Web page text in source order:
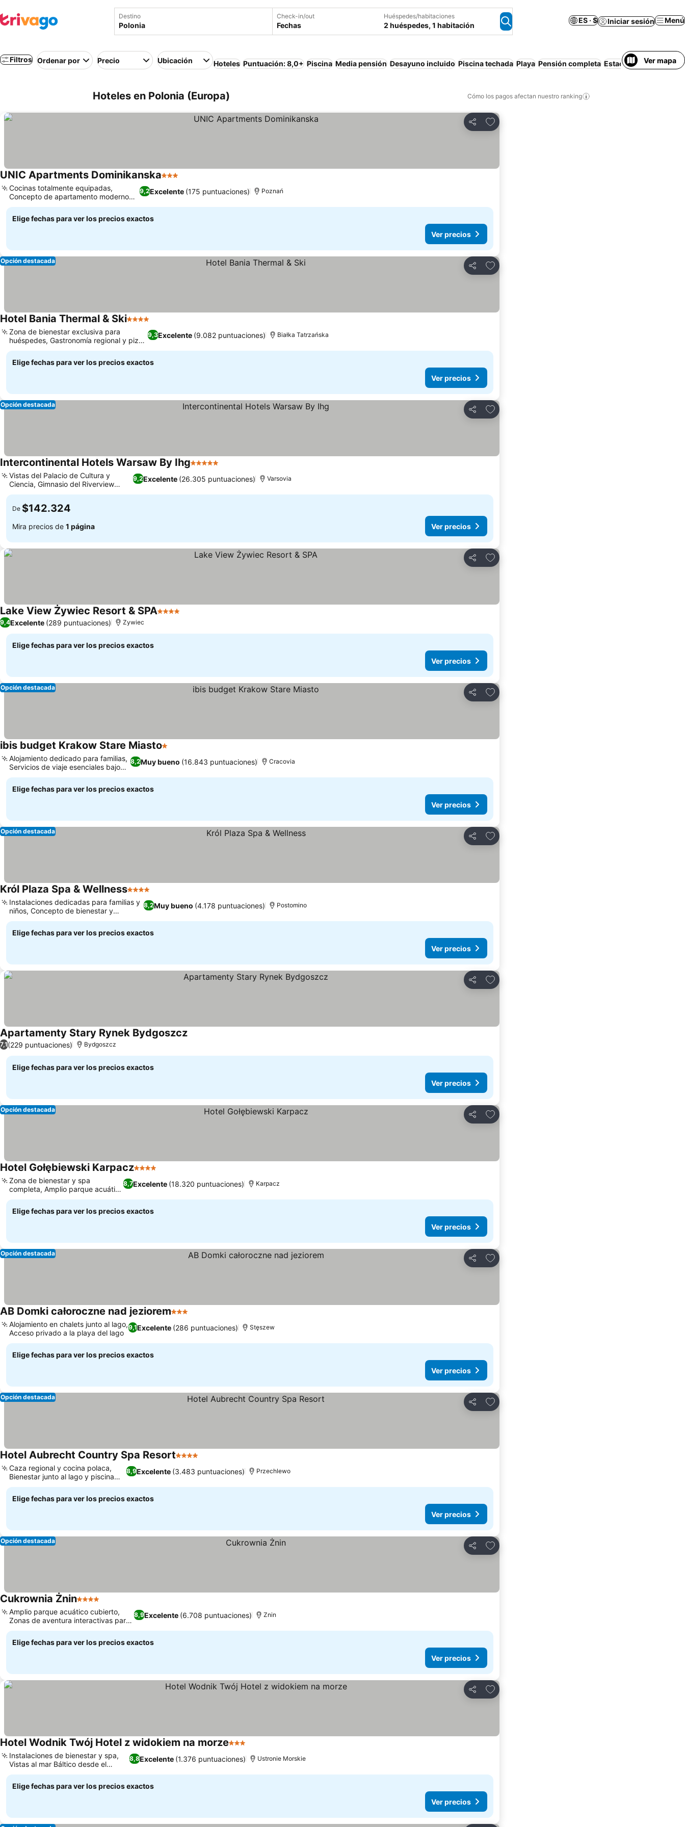
Destino Check-in/out
Fechas
Huéspedes/habitaciones
2 huéspedes, 1 habitación
ES · $ Iniciar sesión Menú
Filtros Ordenar por Precio Ubicación Hoteles Puntuación: 8,0+ Piscina Media pensión Desayuno incluido Piscina techada Playa Pensión completa Estacionamiento Spa
Ver mapa
Hoteles en Polonia (Europa) Cómo los pagos afectan nuestro ranking
Compartir
Agregar a favoritos
UNIC Apartments Dominikanska3 Estrellas
9,2Excelente (175 puntuaciones)
Cocinas totalmente equipadas,
Concepto de apartamento moderno
con servicios
Poznań
Elige fechas para ver los precios exactos
Ver precios
Compartir
Agregar a favoritos
Opción destacada
Hotel Bania Thermal & Ski4 Estrellas
9,3Excelente (9.082 puntuaciones)
Zona de bienestar exclusiva para
huéspedes, Gastronomía regional y pizza
al horno de leña
Białka Tatrzańska
Elige fechas para ver los precios exactos
Ver precios
Compartir
Agregar a favoritos
Opción destacada
Intercontinental Hotels Warsaw By Ihg5 Estrellas
9,2Excelente (26.305 puntuaciones)
Vistas del Palacio de Cultura y
Ciencia, Gimnasio del Riverview
Wellness Centre
Varsovia
De $142.324
Mira precios de 1 página Ver precios
Compartir
Agregar a favoritos
Lake View Żywiec Resort & SPA4 Estrellas
9,4Excelente (289 puntuaciones) Zywiec
Elige fechas para ver los precios exactos
Ver precios
Compartir
Agregar a favoritos
Opción destacada
ibis budget Krakow Stare Miasto1 Estrellas
8,2Muy bueno (16.843 puntuaciones)
Alojamiento dedicado para familias,
Servicios de viaje esenciales bajo
petición
Cracovia
Elige fechas para ver los precios exactos
Ver precios
Compartir
Agregar a favoritos
Opción destacada
Król Plaza Spa & Wellness4 Estrellas
8,2Muy bueno (4.178 puntuaciones)
Instalaciones dedicadas para familias y
niños, Concepto de bienestar y
relajación costera
Postomino
Elige fechas para ver los precios exactos
Ver precios
Compartir
Agregar a favoritos
Apartamenty Stary Rynek BydgoszczVer precios
7,1(229 puntuaciones) Bydgoszcz
Elige fechas para ver los precios exactos
Ver precios
Compartir
Agregar a favoritos
Opción destacada
Hotel Gołębiewski Karpacz4 Estrellas
8,7Excelente (18.320 puntuaciones)
Zona de bienestar y spa
completa, Amplio parque acuático
Tropikana
Karpacz
Elige fechas para ver los precios exactos
Ver precios
Compartir
Agregar a favoritos
Opción destacada
AB Domki całoroczne nad jeziorem3 Estrellas
9,1Excelente (286 puntuaciones)
Alojamiento en chalets junto al lago,
Acceso privado a la playa del lago
Stęszew
Elige fechas para ver los precios exactos
Ver precios
Compartir
Agregar a favoritos
Opción destacada
Hotel Aubrecht Country Spa Resort4 Estrellas
8,9Excelente (3.483 puntuaciones)
Caza regional y cocina polaca,
Bienestar junto al lago y piscina
cubierta
Przechlewo
Elige fechas para ver los precios exactos
Ver precios
Compartir
Agregar a favoritos
Opción destacada
Cukrownia Żnin4 Estrellas
8,9Excelente (6.708 puntuaciones)
Amplio parque acuático cubierto,
Zonas de aventura interactivas para
familias
Znin
Elige fechas para ver los precios exactos
Ver precios
Compartir
Agregar a favoritos
Hotel Wodnik Twój Hotel z widokiem na morze3 Estrellas
8,8Excelente (1.376 puntuaciones)
Instalaciones de bienestar y spa,
Vistas al mar Báltico desde el
acantilado
Ustronie Morskie
Elige fechas para ver los precios exactos
Ver precios